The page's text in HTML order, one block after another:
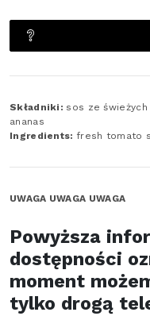
Składniki: sos ze
ananas
Ingredients: fresh tomato
UWAGA UWAGA UWAGA
Powyższa
dostępności
moment
tylko drogą